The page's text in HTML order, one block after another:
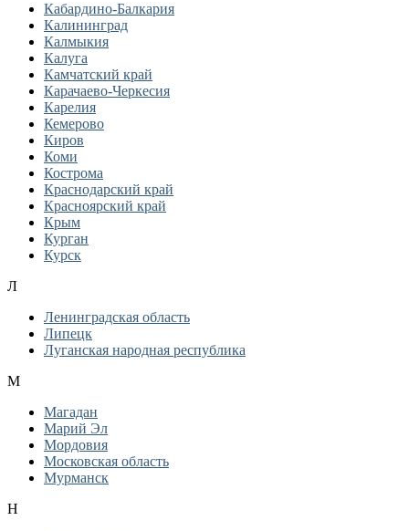
Кабардино-Балкария
Калининград
Калмыкия
Калуга
Камчатский край
Карачаево-Черкесия
Карелия
Кемерово
Киров
Коми
Кострома
Краснодарский край
Красноярский край
Крым
Курган
Курск
Л
Ленинградская область
Липецк
Луганская народная республика
М
Магадан
Марий Эл
Мордовия
Московская область
Мурманск
Н